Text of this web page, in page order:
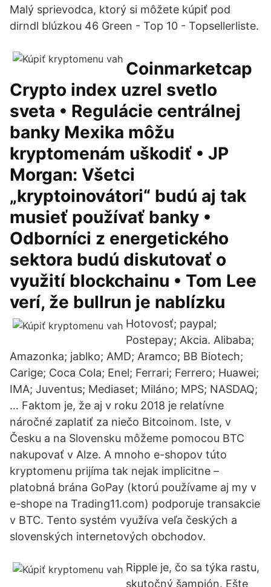
Malý sprievodca, ktorý si môžete kúpiť pod
dirndl blúzkou 46 Green - Top 10 - Topsellerliste.
Coinmarketcap
Crypto index uzrel svetlo
sveta • Regulácie centrálnej
banky Mexika môžu
kryptomenám uškodiť • JP
Morgan: Všetci
„kryptoinovátori“ budú aj tak
musieť používať banky •
Odborníci z energetického
sektora budú diskutovať o
využití blockchainu • Tom Lee
verí, že bullrun je nablízku
Hotovosť; paypal;
Postepay; Akcia. Alibaba;
Amazonka; jablko; AMD; Aramco; BB Biotech;
Carige; Coca Cola; Enel; Ferrari; Ferrero; Huawei;
IMA; Juventus; Mediaset; Miláno; MPS; NASDAQ;
… Faktom je, že aj v roku 2018 je relatívne
náročné zaplatiť za niečo Bitcoinom. Iste, v
Česku a na Slovensku môžeme pomocou BTC
nakupovať v Alze. A mnoho e-shopov túto
kryptomenu prijíma tak nejak implicitne –
platobná brána GoPay (ktorú používame aj my v
e-shope na Trading11.com) podporuje transakcie
v BTC. Tento systém využíva veľa českých a
slovenských internetových obchodov.
Ripple je, čo sa týka rastu,
skutočný šampión. Ešte